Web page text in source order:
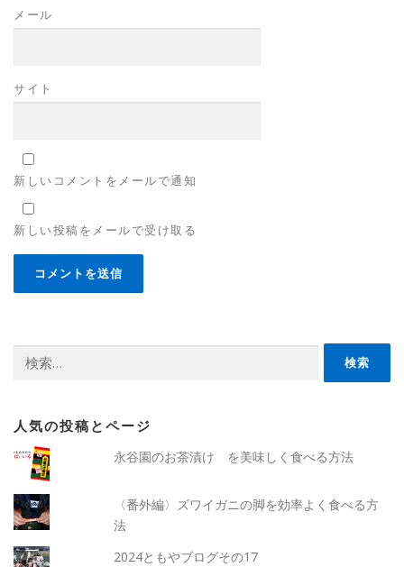
メール
サイト
新しいコメントをメールで通知
新しい投稿をメールで受け取る
索:
人気の投稿とページ
永谷園のお茶漬け を美味しく食べる方法
〈番外編〉ズワイガニの脚を効率よく食べる方
法
2024ともやブログその17